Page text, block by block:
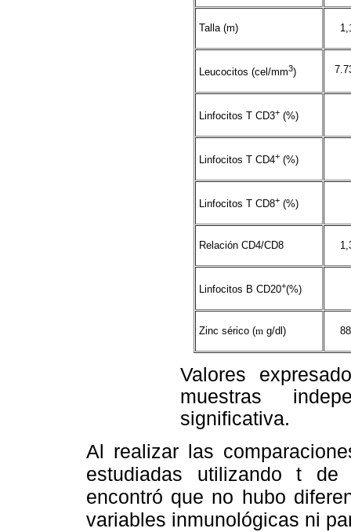
Talla (m)
Leucocitos (cel/mm3)
Linfocitos T CD3+ (%)
Linfocitos T CD4+ (%)
Linfocitos T CD8+ (%)
Relación CD4/CD8
Linfocitos B CD20+(%)
Zinc sérico (m g/dl)
Valores
muestras
significativa.
Al realizar las
estudiadas utilizando t
encontró que no hubo
variables inmunológicas ni